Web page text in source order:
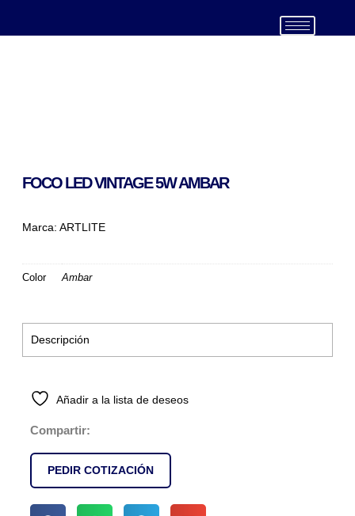
FOCO LED VINTAGE 5W AMBAR
Marca: ARTLITE
Color Ambar
Descripción
Compartir:
Añadir a la lista de deseos
PEDIR COTIZACIÓN